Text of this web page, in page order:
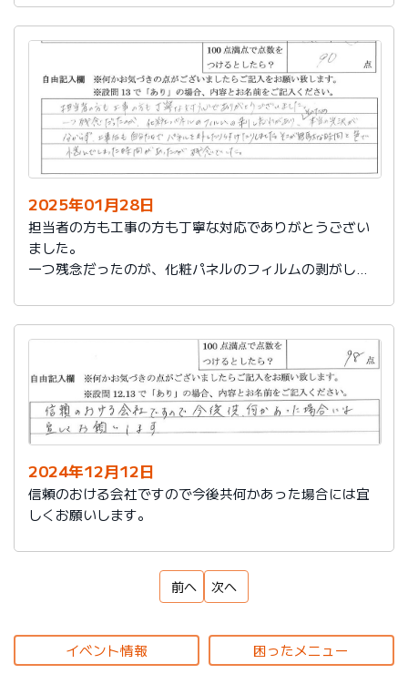
本当に有難うございました。
近い将来、改めて修繕をお願いすることになると思いま
すので、どうぞよろしくお願いいたします。
訪問いただいた当日は、社員教育をしっかりされている
会社だなと思いました。（DXなどとよく聞きますが、や
っぱり人だなぁとアナログ人には思えます）
2025年01月28日
担当者の方も工事の方も丁寧な対応でありがとうござい
ました。
一つ残念だったのが、化粧パネルのフィルムの剥がし忘
分たちでパネルを外したり付けたりしました。そこが無
駄な時間と色で悩んでしまった時間があったのが残念で
2024年12月12日
信頼のおける会社ですので今後共何かあった場合には宜
しくお願いします。
前へ 次へ
イベント情報 困ったメニュー